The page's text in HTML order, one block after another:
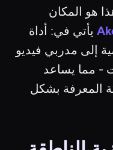
هو المكان
يأتي في: أداة
إلى مدربي فيديو
- مما يساعد
المعرفة بشكل